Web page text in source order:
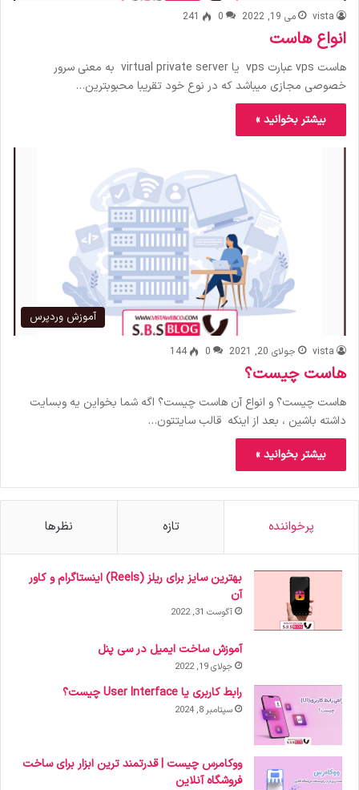
vista می 19, 2022 0
241
انواع هاست
هاست vps عبارت vps یا virtual private server به معنی سرور
خصوصی مجازی میباشد که در نوع خود تقریبا محبوبترین…
بیشتر بخوانید »
آموزش وردپرس
vista جولای 20, 2021 0
144
هاست چیست؟
هاست چیست؟ و انواع آن هاست چیست؟ اگه شما بخواین یه وبسایت
داشته باشین ، بعد از اینکه قالب سایتتون…
بیشتر بخوانید »
پرخواننده تازه نظرها
بهترین سایز برای ریلز (Reels) اینستاگرام و کاور
آن
آگوست 31, 2022
آموزش ساخت ایمیل در سی پنل
جولای 19, 2022
رابط کاربری یا User Interface چیست؟
سپتامبر 8, 2024
ووکامرس چیست | قدرتمند ترین ابزار برای ساخت
فروشگاه آنلاین